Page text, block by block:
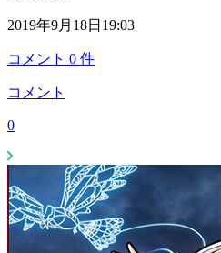
2019年9月18日19:03
コメント 0 件
コメント
0